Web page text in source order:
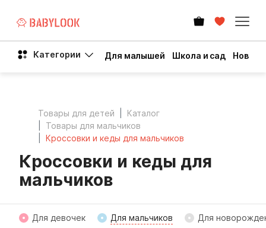
Категории Для малышей Школа и сад Новый
Товары для детей
Каталог
Товары для мальчиков
Кроссовки и кеды для мальчиков
Кроссовки и кеды для
мальчиков
Для девочек Для мальчиков Для